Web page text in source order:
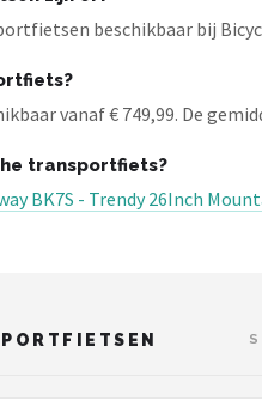
beschikbaar bij
vanaf € 749,99. De
transportfiets?
BK7S - Trendy 26Inch